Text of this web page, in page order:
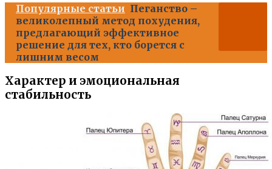
Популярные статьи Пеганство –
великолепный метод похудения,
предлагающий эффективное
решение для тех, кто борется с
лишним весом
Характер и эмоциональная
стабильность